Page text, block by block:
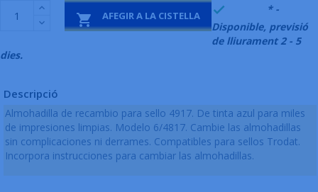
 AFEGIR A LA CISTELLA 
* -
Disponible, previsió
de lliurament 2 - 5
dies.
Descripció
Almohadilla de recambio para sello 4917. De tinta azul para miles
de impresiones limpias. Modelo 6/4817. Cambie las almohadillas
sin complicaciones ni derrames. Compatibles para sellos Trodat.
Incorpora instrucciones para cambiar las almohadillas.